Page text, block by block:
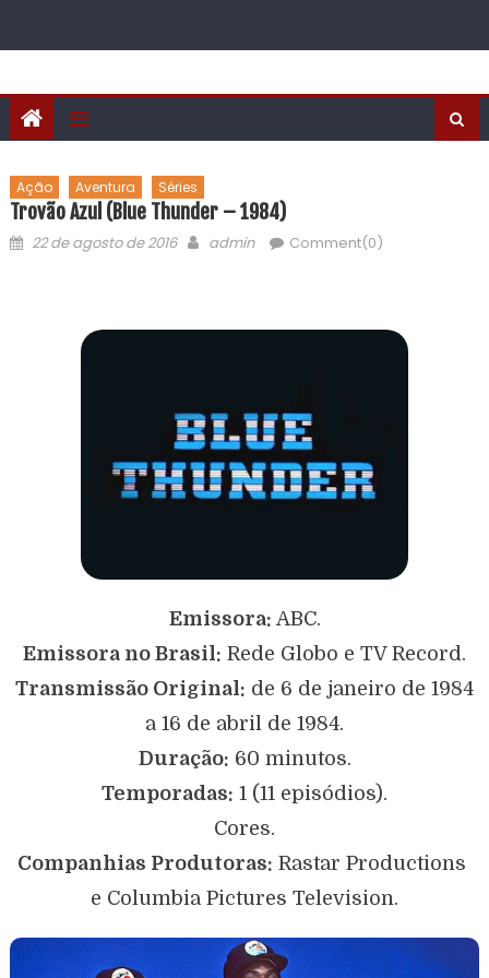
Ação Aventura Séries
Trovão Azul (Blue Thunder – 1984)
22 de agosto de 2016 admin Comment(0)
Emissora: ABC.
Emissora no Brasil: Rede Globo e TV Record.
Transmissão Original: de 6 de janeiro de 1984
a 16 de abril de 1984.
Duração: 60 minutos.
Temporadas: 1 (11 episódios).
Cores.
Companhias Produtoras: Rastar Productions
e Columbia Pictures Television.